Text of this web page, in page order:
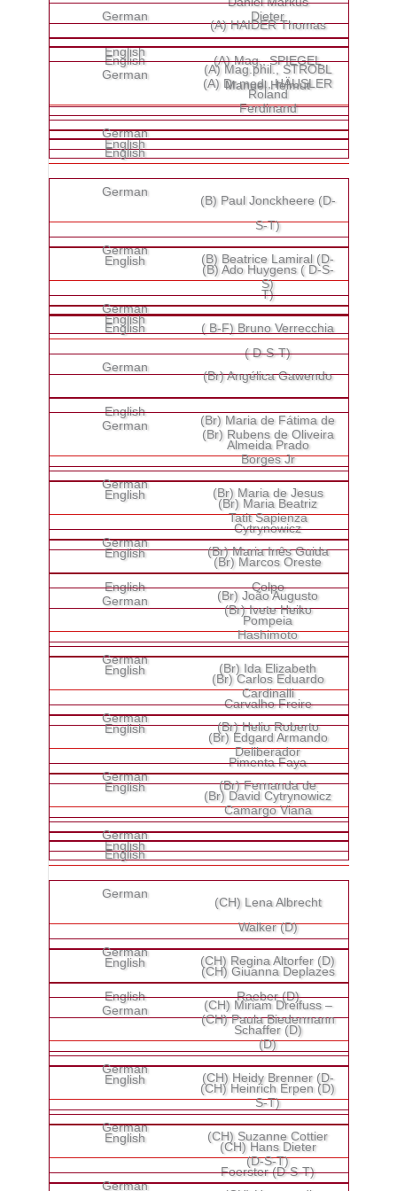
Dieter
(A) Mag., SPIEGEL
Manuel Helmut
(A) HAIDER Thomas
(A) Mag.phil., STROBL
Roland
(A) Dr.med., HÄUSLER
Ferdinand
(B) Paul Jonckheere (D-
S-T)
(B) Ado Huygens ( D-S-
T)
(B) Beatrice Lamiral (D-
S)
( B-F) Bruno Verrecchia
( D-S-T)
(Br) Angélica Gawendo
(Br) Maria de Fátima de
Almeida Prado
(Br) Rubens de Oliveira
Borges Jr
(Br) Maria Beatriz
Cytrynowicz
(Br) Maria de Jesus
Tatit Sapienza
(Br) Marcos Oreste
Colpo
(Br) Maria Inês Guida
(Br) João Augusto
Pompeia
(Br) Ivete Heiko
Hashimoto
(Br) Carlos Eduardo
Carvalho Freire
(Br) Ida Elizabeth
Cardinalli
(Br) Edgard Armando
Pimenta Faya
(Br) Helio Roberto
Deliberador
(Br) David Cytrynowicz
(Br) Fernanda de
Camargo Viana
(CH) Lena Albrecht
Walker (D)
(CH) Giuanna Deplazes
Raeber (D)
(CH) Regina Altorfer (D)
(CH) Miriam Dreifuss –
Schaffer (D)
(CH) Paula Biedermann
(D)
(CH) Heinrich Erpen (D)
(CH) Heidy Brenner (D-
S-T)
(CH) Hans Dieter
Foerster (D-S-T)
(CH) Suzanne Cottier
(D-S-T)